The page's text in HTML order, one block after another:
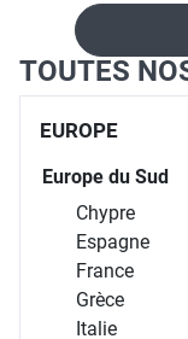
TOUTES
EUROPE
Europe du Sud
Chypre
Espagne
France
Grèce
Italie